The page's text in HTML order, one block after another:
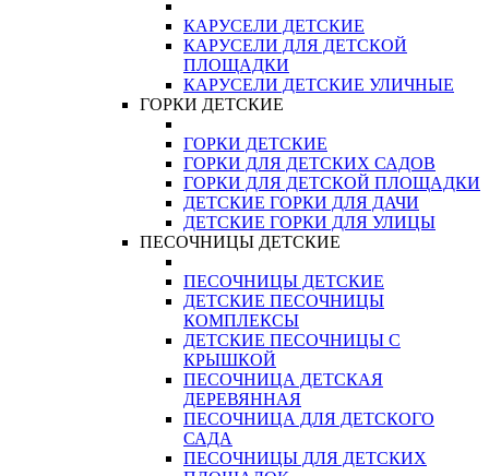
КАРУСЕЛИ ДЕТСКИЕ
КАРУСЕЛИ ДЛЯ ДЕТСКОЙ
ПЛОЩАДКИ
КАРУСЕЛИ ДЕТСКИЕ УЛИЧНЫЕ
ГОРКИ ДЕТСКИЕ
ГОРКИ ДЕТСКИЕ
ГОРКИ ДЛЯ ДЕТСКИХ САДОВ
ГОРКИ ДЛЯ ДЕТСКОЙ ПЛОЩАДКИ
ДЕТСКИЕ ГОРКИ ДЛЯ ДАЧИ
ДЕТСКИЕ ГОРКИ ДЛЯ УЛИЦЫ
ПЕСОЧНИЦЫ ДЕТСКИЕ
ПЕСОЧНИЦЫ ДЕТСКИЕ
ДЕТСКИЕ ПЕСОЧНИЦЫ
КОМПЛЕКСЫ
ДЕТСКИЕ ПЕСОЧНИЦЫ С
КРЫШКОЙ
ПЕСОЧНИЦА ДЕТСКАЯ
ДЕРЕВЯННАЯ
ПЕСОЧНИЦА ДЛЯ ДЕТСКОГО
САДА
ПЕСОЧНИЦЫ ДЛЯ ДЕТСКИХ